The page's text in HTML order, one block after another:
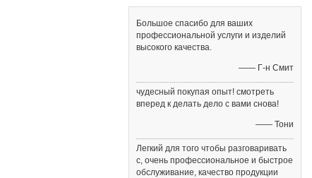
Большое спасибо для ваших
профессиональной услуги и изделий
высокого качества.
—— Г-н Смит
чудесный покупая опыт! смотреть
вперед к делать дело с вами снова!
—— Тони
Легкий для того чтобы разговаривать
с, очень профессиональное и быстрое
обслуживание, качество продукции